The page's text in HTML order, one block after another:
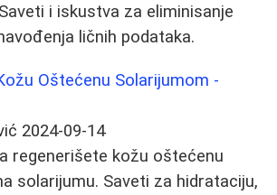
i iskustva za eliminisanje
ličnih podataka.
Oštećenu Solarijumom -
2024-09-14
regenerišete kožu oštećenu
solarijumu. Saveti za hidrataciju,